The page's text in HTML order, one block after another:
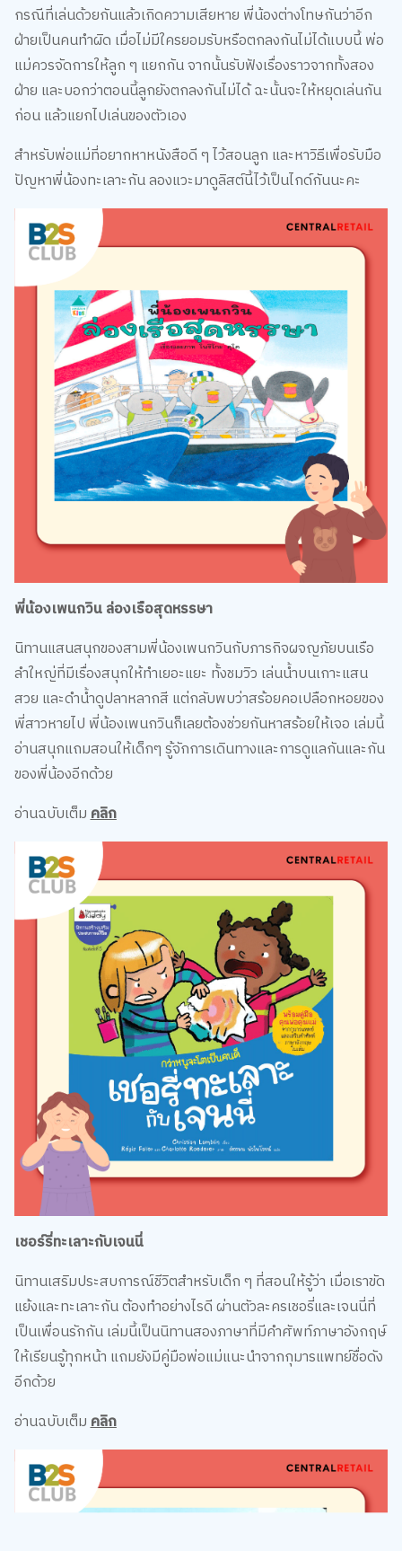
ฝ่ายเป็นคนทำผิด เมื่อไม่มีใครยอมรับหรือตกลงกันไม่ได้แบบนี้ พ่อ
แม่ควรจัดการให้ลูก ๆ แยกกัน จากนั้นรับฟังเรื่องราวจากทั้งสอง
ฝ่าย และบอกว่าตอนนี้ลูกยังตกลงกันไม่ได้ ฉะนั้นจะให้หยุดเล่นกัน
ก่อน แล้วแยกไปเล่นของตัวเอง
สำหรับพ่อแม่ที่อยากหาหนังสือดี ๆ ไว้สอนลูก และหาวิธีเพื่อรับมือ
ปัญหาพี่น้องทะเลาะกัน ลองแวะมาดูลิสต์นี้ไว้เป็นไกด์กันนะคะ
พี่น้องเพนกวิน ล่องเรือสุดหรรษา
นิทานแสนสนุกของสามพี่น้องเพนกวินกับภารกิจผจญภัยบนเรือ
ลำใหญ่ที่มีเรื่องสนุกให้ทำเยอะแยะ ทั้งชมวิว เล่นน้ำบนเกาะแสน
สวย และดำน้ำดูปลาหลากสี แต่กลับพบว่าสร้อยคอเปลือกหอยของ
พี่สาวหายไป พี่น้องเพนกวินก็เลยต้องช่วยกันหาสร้อยให้เจอ เล่มนี้
อ่านสนุกแถมสอนให้เด็กๆ รู้จักการเดินทางและการดูแลกันและกัน
ของพี่น้องอีกด้วย
อ่านฉบับเต็มคลิก
เชอร์รี่ทะเลาะกับเจนนี่
นิทานเสริมประสบการณ์ชีวิตสำหรับเด็ก ๆ ที่สอนให้รู้ว่า เมื่อเราขัด
แย้งและทะเลาะกัน ต้องทำอย่างไรดี ผ่านตัวละครเชอรี่และเจนนี่ที่
เป็นเพื่อนรักกัน เล่มนี้เป็นนิทานสองภาษาที่มีคำศัพท์ภาษาอังกฤษ์
ให้เรียนรู้ทุกหน้า แถมยังมีคู่มือพ่อแม่แนะนำจากกุมารแพทย์ชื่อดัง
อีกด้วย
อ่านฉบับเต็ม